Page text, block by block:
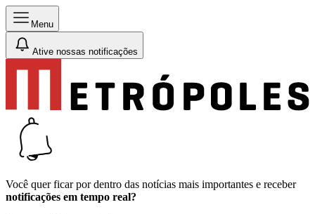
Menu
Ative nossas notificações
Você quer ficar por dentro das notícias mais importantes e receber
notificações em tempo real?